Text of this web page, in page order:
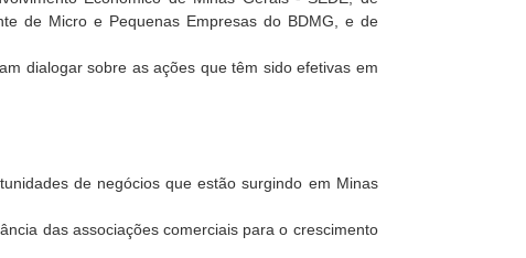
de Micro e Pequenas Empresas do BDMG, e de
dialogar sobre as ações que têm sido efetivas em
de negócios que estão surgindo em Minas
das associações comerciais para o crescimento